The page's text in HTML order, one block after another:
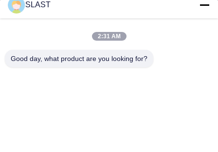
ビデオ
品質管理
SLAST
2:31 AM
Good day, what product are you looking for?